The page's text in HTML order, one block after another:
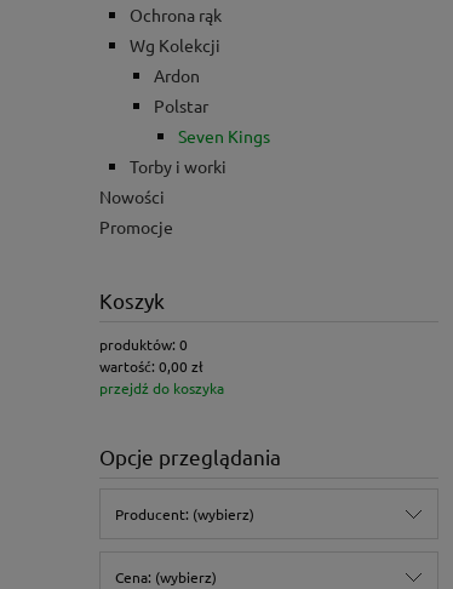
Ochrona rąk
Wg Kolekcji
Ardon
Polstar
Seven Kings
Torby i worki
Nowości
Promocje
Koszyk
produktów: 0
wartość: 0,00 zł
przejdź do koszyka
Opcje przeglądania
Producent: (wybierz)
Cena: (wybierz)